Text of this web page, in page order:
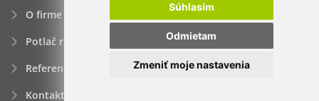
Súhlasím
Odmietam
Zmeniť moje nastavenia
O firme
Potlač reklamných predmetov
Referencie
Kontakt